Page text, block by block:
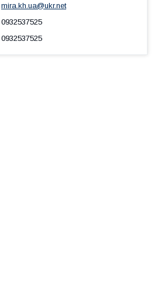
mira.kh.ua@ukr.net
0932537525
0932537525